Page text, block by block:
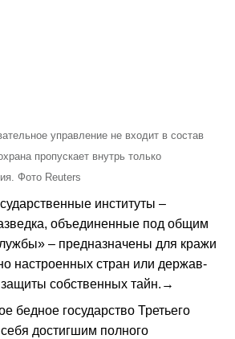
управление не входит в состав
пропускает внутрь только
Фото Reuters
институты –
объединенные под общим
– предназначены для кражи
настроенных стран или держав-
защиты собственных тайн.→
бедное государство Третьего
достигшим полного